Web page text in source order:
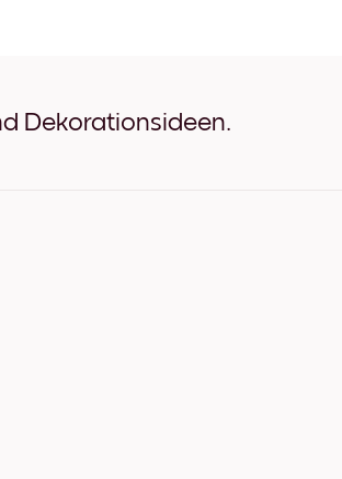
Lake Villa Breit Walnuss
Lake Villa Leinwand
Dekorationsideen.